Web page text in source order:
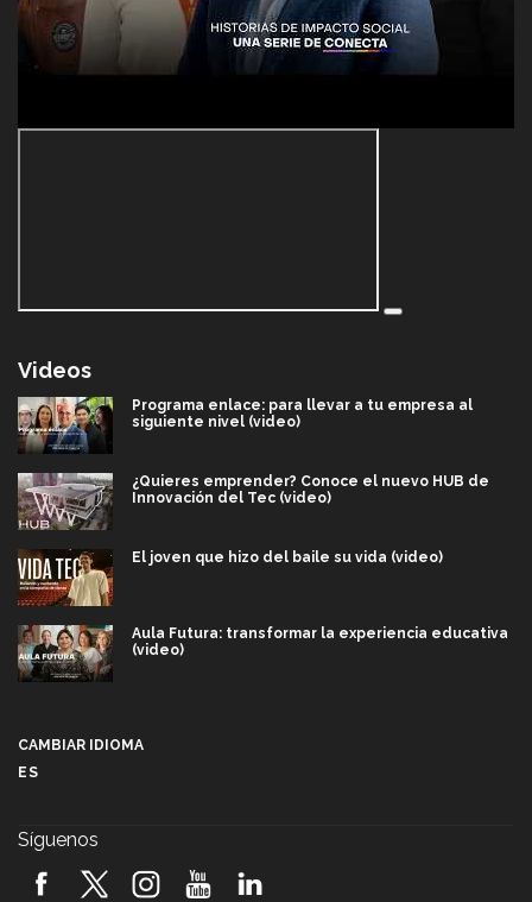
Videos
Programa enlace: para llevar a tu empresa al
siguiente nivel (video)
¿Quieres emprender? Conoce el nuevo HUB de
Innovación del Tec (video)
El joven que hizo del baile su vida (video)
Aula Futura: transformar la experiencia educativa
(video)
2026! (video)
CAMBIAR IDIOMA
ES
Síguenos